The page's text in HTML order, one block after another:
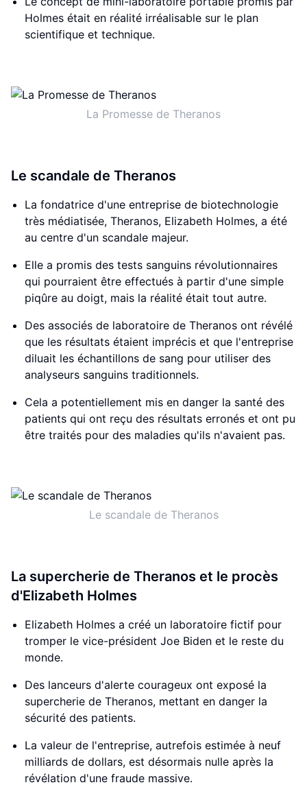
Holmes était en réalité irréalisable sur le plan
scientifique et technique.
La Promesse de Theranos
Le scandale de Theranos
La fondatrice d'une entreprise de biotechnologie
très médiatisée, Theranos, Elizabeth Holmes, a été
au centre d'un scandale majeur.
Elle a promis des tests sanguins révolutionnaires
qui pourraient être effectués à partir d'une simple
piqûre au doigt, mais la réalité était tout autre.
Des associés de laboratoire de Theranos ont révélé
que les résultats étaient imprécis et que l'entreprise
diluait les échantillons de sang pour utiliser des
analyseurs sanguins traditionnels.
Cela a potentiellement mis en danger la santé des
patients qui ont reçu des résultats erronés et ont pu
être traités pour des maladies qu'ils n'avaient pas.
Le scandale de Theranos
La supercherie de Theranos et le procès
d'Elizabeth Holmes
Elizabeth Holmes a créé un laboratoire fictif pour
tromper le vice-président Joe Biden et le reste du
monde.
Des lanceurs d'alerte courageux ont exposé la
supercherie de Theranos, mettant en danger la
sécurité des patients.
La valeur de l'entreprise, autrefois estimée à neuf
milliards de dollars, est désormais nulle après la
révélation d'une fraude massive.